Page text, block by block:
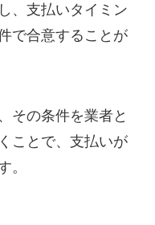
、支払いタイミン
で合意することが
その条件を業者と
ことで、支払いが
。